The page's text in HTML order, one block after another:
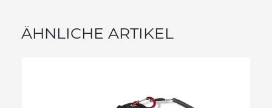
ÄHNLICHE ARTIKEL